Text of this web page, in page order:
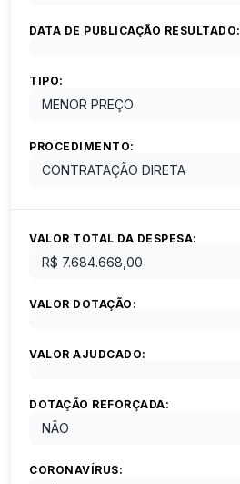
DATA DE PUBLICAÇÃO RESULTADO:
TIPO:
MENOR PREÇO
PROCEDIMENTO:
CONTRATAÇÃO DIRETA
VALOR TOTAL DA DESPESA:
R$ 7.684.668,00
VALOR DOTAÇÃO:
VALOR AJUDCADO:
DOTAÇÃO REFORÇADA:
NÃO
CORONAVÍRUS: